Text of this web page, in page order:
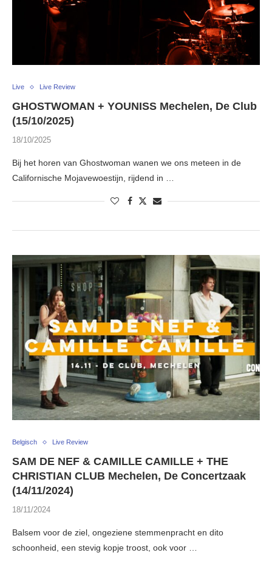
Live Live Review
GHOSTWOMAN + YOUNISS Mechelen, De Club
(15/10/2025)
18/10/2025
Bij het horen van Ghostwoman wanen we ons meteen in de
Californische Mojavewoestijn, rijdend in …
Belgisch Live Review
SAM DE NEF & CAMILLE CAMILLE + THE
CHRISTIAN CLUB Mechelen, De Concertzaak
(14/11/2024)
18/11/2024
Balsem voor de ziel, ongeziene stemmenpracht en dito
schoonheid, een stevig kopje troost, ook voor …